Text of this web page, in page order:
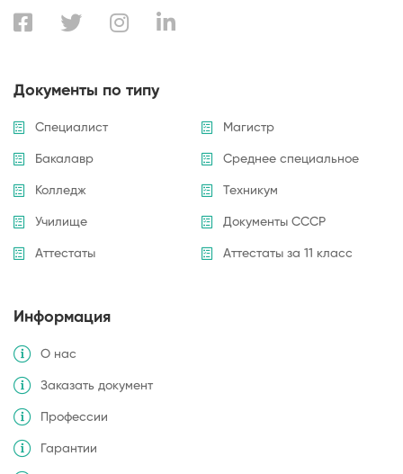
Документы по типу
Специалист Магистр
Бакалавр Среднее специальное
Колледж Техникум
Училище Документы СССР
Аттестаты Аттестаты за 11 класс
Информация
О нас
Заказать документ
Профессии
Гарантии